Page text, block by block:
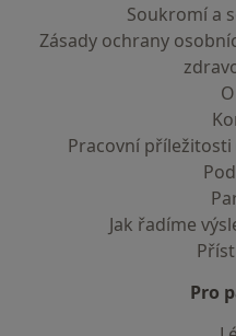
Soukromí a
Zásady ochrany
Pracovní příležitosti
Jak řadíme
Pro